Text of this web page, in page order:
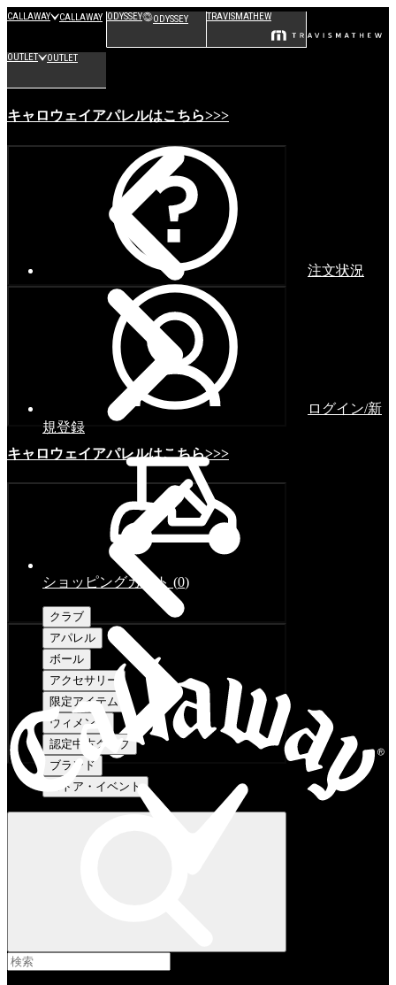
CALLAWAY CALLAWAY ODYSSEY ODYSSEY TRAVISMATHEW
OUTLET OUTLET
キャロウェイアパレルはこちら>>>
キャロウェイアパレルはこちら>>>
注文状況
ログイン/新
規登録
ショッピングカート (0)
クラブ
アパレル
ボール
アクセサリー
限定アイテム
ウィメンズ
認定中古クラブ
ブランド
ストア・イベント